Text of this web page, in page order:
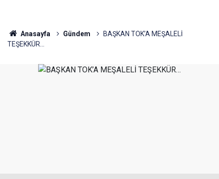
Anasayfa Gündem
BAŞKAN TOK’A MEŞALELİ
TEŞEKKÜR…